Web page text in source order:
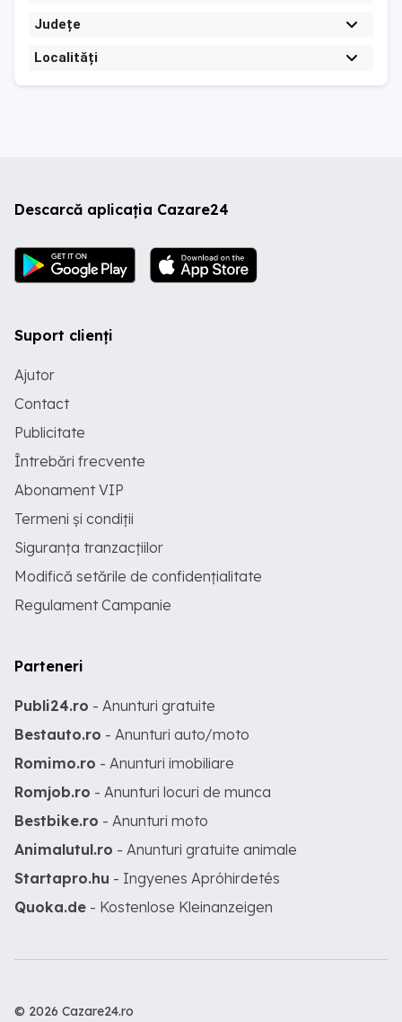
Județe
Localități
Descarcă aplicația Cazare24
Suport clienți
Ajutor
Contact
Publicitate
Întrebări frecvente
Abonament VIP
Termeni și condiții
Siguranța tranzacțiilor
Modifică setările de confidențialitate
Regulament Campanie
Parteneri
Publi24.ro - Anunturi gratuite
Bestauto.ro - Anunturi auto/moto
Romimo.ro - Anunturi imobiliare
Romjob.ro - Anunturi locuri de munca
Bestbike.ro - Anunturi moto
Animalutul.ro - Anunturi gratuite animale
Startapro.hu - Ingyenes Apróhirdetés
Quoka.de - Kostenlose Kleinanzeigen
© 2026 Cazare24.ro